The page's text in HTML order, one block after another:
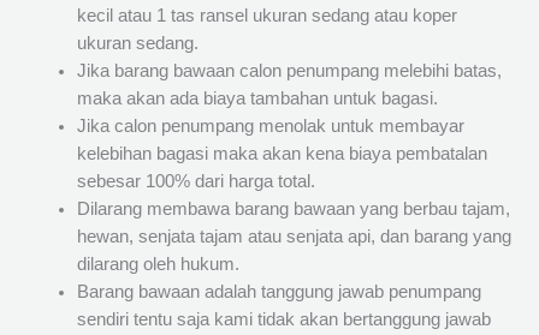
kecil atau 1 tas ransel ukuran sedang atau koper
ukuran sedang.
Jika barang bawaan calon penumpang melebihi batas,
maka akan ada biaya tambahan untuk bagasi.
Jika calon penumpang menolak untuk membayar
kelebihan bagasi maka akan kena biaya pembatalan
sebesar 100% dari harga total.
Dilarang membawa barang bawaan yang berbau tajam,
hewan, senjata tajam atau senjata api, dan barang yang
dilarang oleh hukum.
Barang bawaan adalah tanggung jawab penumpang
sendiri tentu saja kami tidak akan bertanggung jawab